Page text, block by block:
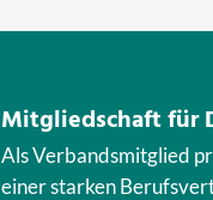
Mitgliedschaft für
Als Verbandsmitglied
einer starken